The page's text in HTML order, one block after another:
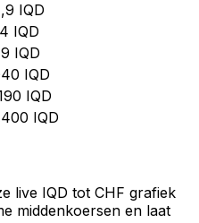
IQD
IQD
IQD
IQD
IQD
IQD
live IQD tot CHF grafiek
middenkoersen en laat